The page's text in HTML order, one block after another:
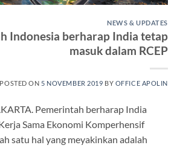
NEWS & UPDATES
Indonesia berharap India tetap
masuk dalam RCEP
POSTED ON 5 NOVEMBER 2019 BY OFFICE APOLIN
Pemerintah berharap India
Sama Ekonomi Komperhensif
satu hal yang meyakinkan adalah